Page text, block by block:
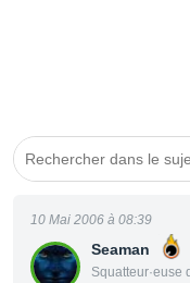
Seaman
Squatteur·euse
10 Mai 2006 à 08:39